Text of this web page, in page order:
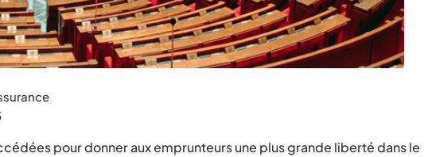
pour donner aux emprunteurs une plus grande liberté dans le